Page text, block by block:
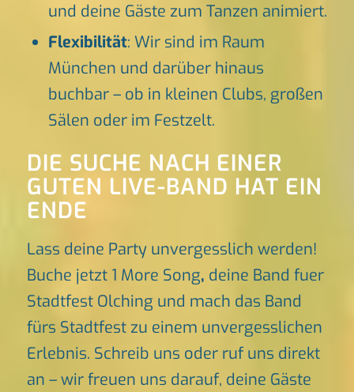
und deine Gäste zum Tanzen animiert.
Flexibilität: Wir sind im Raum
München und darüber hinaus
buchbar – ob in kleinen Clubs, großen
Sälen oder im Festzelt.
DIE SUCHE NACH EINER
GUTEN LIVE-BAND HAT EIN
ENDE
Lass deine Party unvergesslich werden!
Buche jetzt 1 More Song, deine Band fuer
Stadtfest Olching und mach das Band
fürs Stadtfest zu einem unvergesslichen
Erlebnis. Schreib uns oder ruf uns direkt
an – wir freuen uns darauf, deine Gäste